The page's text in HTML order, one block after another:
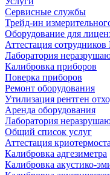
Сервисные службы
Трейд-ин
Оборудование для
Аттестация
Лаборатория
Калибровка приборов
Поверка приборов
Ремонт оборудования
Утилизация рентген
Аренда оборудования
Лаборатория
Общий список услуг
Аттестация
Калибровка адгезиметра
Калибровка акустико-